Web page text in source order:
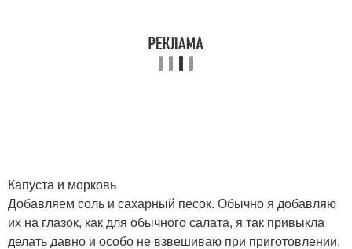
Капуста и морковь
Добавляем соль и сахарный песок. Обычно я добавляю
их на глазок, как для обычного салата, я так привыкла
делать давно и особо не взвешиваю при приготовлении.